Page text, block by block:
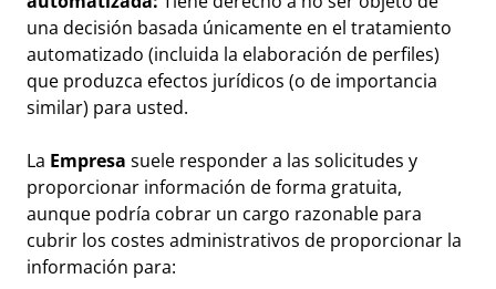
una decisión basada únicamente en el tratamiento
automatizado (incluida la elaboración de perfiles)
que produzca efectos jurídicos (o de importancia
similar) para usted.
La Empresa suele responder a las solicitudes y
proporcionar información de forma gratuita,
aunque podría cobrar un cargo razonable para
cubrir los costes administrativos de proporcionar la
información para: